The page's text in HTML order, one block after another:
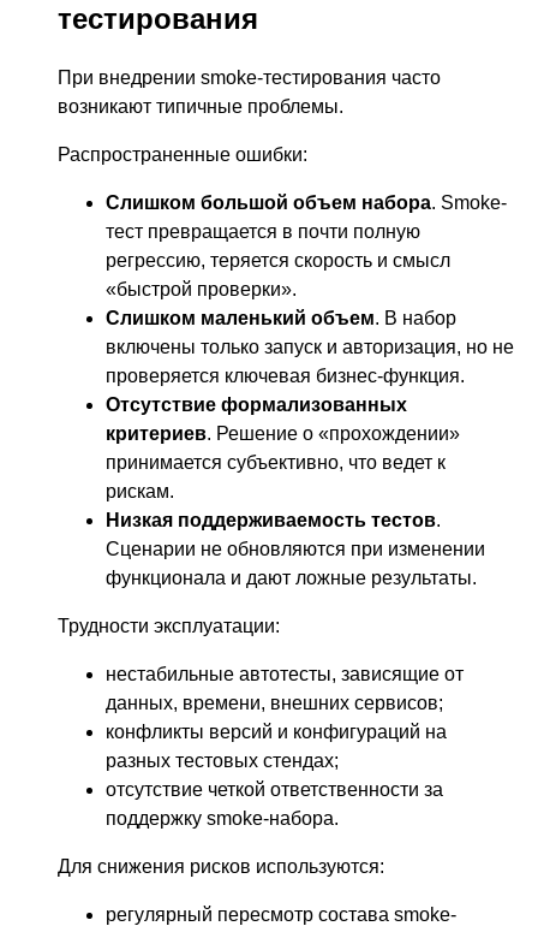
тестирования
При внедрении smoke-тестирования часто
возникают типичные проблемы.
Распространенные ошибки:
Слишком большой объем набора. Smoke-
тест превращается в почти полную
регрессию, теряется скорость и смысл
«быстрой проверки».
Слишком маленький объем. В набор
включены только запуск и авторизация, но не
проверяется ключевая бизнес-функция.
Отсутствие формализованных
критериев. Решение о «прохождении»
принимается субъективно, что ведет к
рискам.
Низкая поддерживаемость тестов.
Сценарии не обновляются при изменении
функционала и дают ложные результаты.
Трудности эксплуатации:
нестабильные автотесты, зависящие от
данных, времени, внешних сервисов;
конфликты версий и конфигураций на
разных тестовых стендах;
отсутствие четкой ответственности за
поддержку smoke-набора.
Для снижения рисков используются:
регулярный пересмотр состава smoke-